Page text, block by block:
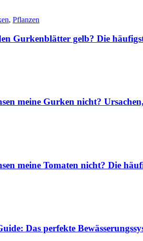
, Pflanzen
Gurkenblätter gelb? Die
meine Gurken nicht?
meine Tomaten nicht? Die
Das perfekte